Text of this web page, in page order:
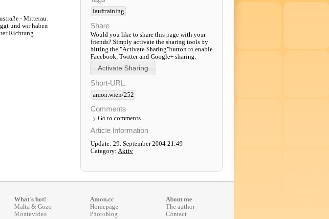
- Mitterau.
und wir haben
Richtung
lauftraining
Share
Would you like to share this page with your
friends? Simply activate the sharing tools by
hitting the "Activate Sharing"button to enable
Facebook, Twitter and Google+ sharing.
Short-URL
amon.wien/252
Comments
Go to comments
Article Information
Update: 29. September 2004 21:49
Category: Aktiv
What's hot!
Malta & Gozo
Montevideo
Amon.cc
Homepage
Photoblog
About me
The author
Contact